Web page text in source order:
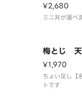
¥2,680
ミニ丼が選べ
梅とじ 天
¥1,970
ちょい足し【
トです